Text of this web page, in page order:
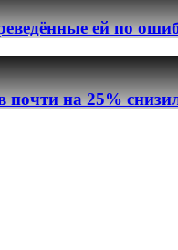
ей по
на 25%